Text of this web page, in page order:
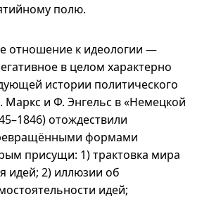
полю.
отношение к идеологии —
в целом характерно
истории политического
Маркс и Ф. Энгельс в «Немецкой
) отождествили
формами
присущи: 1) трактовка мира
идей; 2) иллюзии об
идей;